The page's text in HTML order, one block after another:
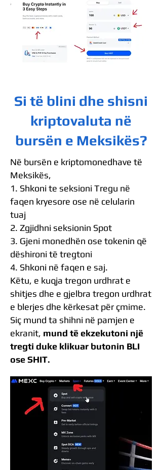
Si të blini dhe shisni
kriptovaluta në
bursën e Meksikës?
Në bursën e kriptomonedhave të
Meksikës,
1. Shkoni te seksioni Tregu në
faqen kryesore ose në celularin
tuaj
2. Zgjidhni seksionin Spot
3. Gjeni monedhën ose tokenin që
dëshironi të tregtoni
4. Shkoni në faqen e saj.
Këtu, e kuqja tregon urdhrat e
shitjes dhe e gjelbra tregon urdhrat
e blerjes dhe kërkesat për çmime.
Siç mund ta shihni në pamjen e
ekranit, mund të ekzekutoni një
tregti duke klikuar butonin BLI
ose SHIT.